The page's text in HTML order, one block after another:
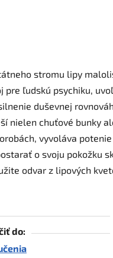
stromu lipy
pre ľudskú psychiku,
duševnej
nielen chuťové bunky
vyvoláva
o svoju pokožku
odvar z lipových
do: